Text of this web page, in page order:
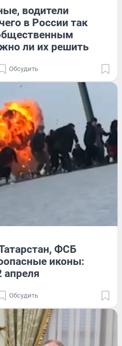
водители
в России так
ли их решить
Обсудить
ФСБ
иконы:
апреля
Обсудить